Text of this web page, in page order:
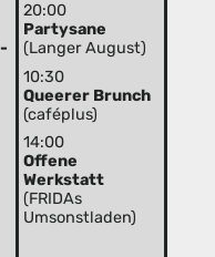
20:00
Partysane
(Langer August)
10:30
Queerer Brunch
(caféplus)
14:00
Offene
Werkstatt
(FRIDAs
Umsonstladen)